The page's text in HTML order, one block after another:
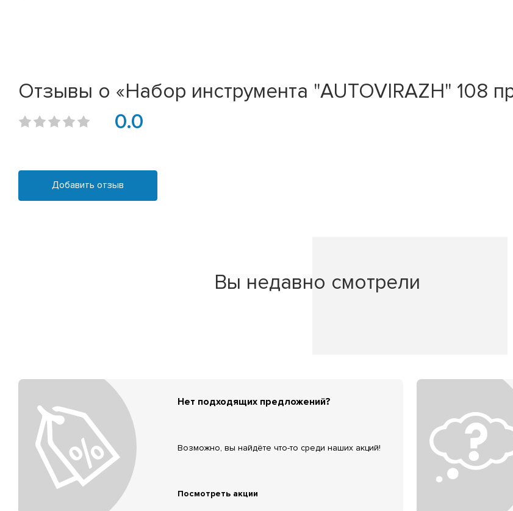
Отзывы о «Набор инструмента "AUTOVIRAZH" 108
0.0
Добавить отзыв
Вы недавно смотрели
Нет подходящих предложений?
Возможно, вы найдёте что-то среди наших акций!
Посмотреть акции